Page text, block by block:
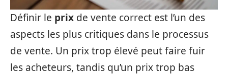
Définir le prix de vente correct est l’un des
aspects les plus critiques dans le processus
de vente. Un prix trop élevé peut faire fuir
les acheteurs, tandis qu’un prix trop bas